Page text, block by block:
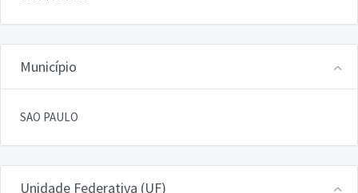
Município
SAO PAULO
Unidade Federativa (UF)